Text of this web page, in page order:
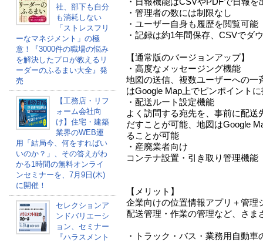
社、部下も自分
も消耗しない
「ストレスフリ
ーなマネジメント」の極
意！『3000件の職場の悩み
を解決したプロが教えるリ
ーダーのふるまい大全』発
売
【工務店・リフ
ォーム会社向
け】住宅・建築
業界のWEB運
用「結局今、何をすればい
いのか？」、その答えがわ
かる1時間の無料オンライ
ンセミナーを、7月9日(木)
に開催！
セレクションア
ンドバリエーシ
ョン、セミナー
『ハラスメント
・管理者の数には制限なし
・ユーザー自身も履歴を閲覧可能
・記録は約1年間保存、CSVでダ
【通常版のバージョンアップ】
・高度なメッセージング機能
地図の送信、複数ユーザーへの一
はGoogle Map上でピンポイント
・配送ルート設定機能
よく訪問する宛先を、事前に配送
だすことが可能、地図はGoogle
ることが可能
・産廃業者向け
コンテナ設置・引き取り管理機能
【メリット】
企業向けの位置情報アプリ＋管理
配送管理・作業の管理など、さま
・トラック・バス・業務用自動車